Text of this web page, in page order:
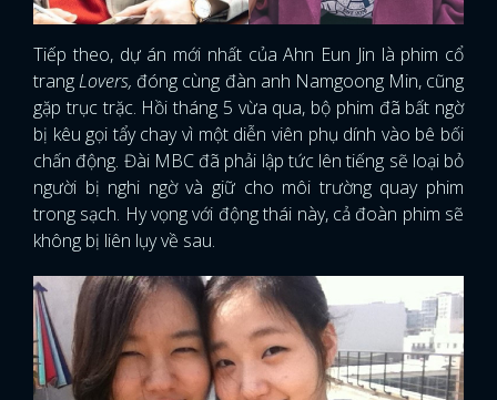
Tiếp theo, dự án mới nhất của Ahn Eun Jin là phim cổ
trangLovers, đóng cùng đàn anh Namgoong Min, cũng
gặp trục trặc. Hồi tháng 5 vừa qua, bộ phim đã bất ngờ
bị kêu gọi tẩy chay vì một diễn viên phụ dính vào bê bối
chấn động. Đài MBC đã phải lập tức lên tiếng sẽ loại bỏ
người bị nghi ngờ và giữ cho môi trường quay phim
trong sạch. Hy vọng với động thái này, cả đoàn phim sẽ
không bị liên lụy về sau.